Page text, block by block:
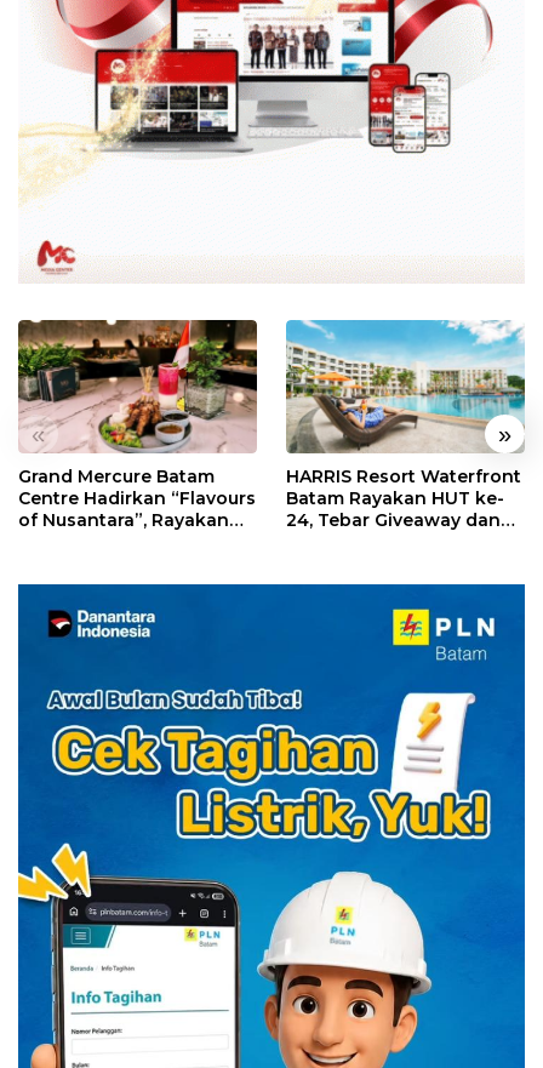
« »
Grand Mercure Batam
Centre Hadirkan “Flavours
of Nusantara”, Rayakan
HARRIS Resort Waterfront
Batam Rayakan HUT ke-
24, Tebar Giveaway dan